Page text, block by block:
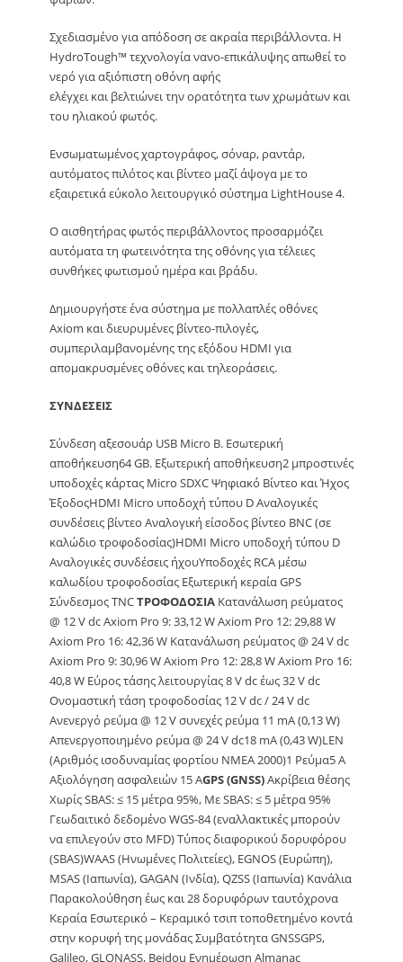
Σχεδιασμένο για απόδοση σε ακραία περιβάλλοντα. Η
HydroTough™ τεχνολογία νανο-επικάλυψης απωθεί το
νερό για αξιόπιστη οθόνη αφής
ελέγχει και βελτιώνει την ορατότητα των χρωμάτων και
του ηλιακού φωτός.
Ενσωματωμένος χαρτογράφος, σόναρ, ραντάρ,
αυτόματος πιλότος και βίντεο μαζί άψογα με το
εξαιρετικά εύκολο λειτουργικό σύστημα LightHouse 4.
Ο αισθητήρας φωτός περιβάλλοντος προσαρμόζει
αυτόματα τη φωτεινότητα της οθόνης για τέλειες
συνθήκες φωτισμού ημέρα και βράδυ.
Δημιουργήστε ένα σύστημα με πολλαπλές οθόνες
Axiom και διευρυμένες βίντεο-πιλογές,
συμπεριλαμβανομένης της εξόδου HDMI για
απομακρυσμένες οθόνες και τηλεοράσεις.
ΣΥΝΔΕΣΕΙΣ
Σύνδεση αξεσουάρ USB Micro B. Εσωτερική
αποθήκευση64 GB. Εξωτερική αποθήκευση2 μπροστινές
υποδοχές κάρτας Micro SDXC Ψηφιακό Βίντεο και Ήχος
ΈξοδοςHDMI Micro υποδοχή τύπου D Αναλογικές
συνδέσεις βίντεο Αναλογική είσοδος βίντεο BNC (σε
καλώδιο τροφοδοσίας)HDMI Micro υποδοχή τύπου D
Αναλογικές συνδέσεις ήχουΥποδοχές RCA μέσω
καλωδίου τροφοδοσίας Εξωτερική κεραία GPS
Σύνδεσμος TNCΤΡΟΦΟΔΟΣΙΑ Κατανάλωση ρεύματος
@ 12 V dc Axiom Pro 9: 33,12 W Axiom Pro 12: 29,88 W
Axiom Pro 16: 42,36 W Κατανάλωση ρεύματος @ 24 V dc
Axiom Pro 9: 30,96 W Axiom Pro 12: 28,8 W Axiom Pro 16:
40,8 W Εύρος τάσης λειτουργίας 8 V dc έως 32 V dc
Ονομαστική τάση τροφοδοσίας 12 V dc / 24 V dc
Ανενεργό ρεύμα @ 12 V συνεχές ρεύμα 11 mA (0,13 W)
Απενεργοποιημένο ρεύμα @ 24 V dc18 mA (0,43 W)LEN
(Αριθμός ισοδυναμίας φορτίου NMEA 2000)1 Ρεύμα5 Α
Αξιολόγηση ασφαλειών 15 ΑGPS (GNSS)Ακρίβεια θέσης
Χωρίς SBAS: ≤ 15 μέτρα 95%, Με SBAS: ≤ 5 μέτρα 95%
Γεωδαιτικό δεδομένο WGS-84 (εναλλακτικές μπορούν
να επιλεγούν στο MFD) Τύπος διαφορικού δορυφόρου
(SBAS)WAAS (Ηνωμένες Πολιτείες), EGNOS (Ευρώπη),
MSAS (Ιαπωνία), GAGAN (Ινδία), QZSS (Ιαπωνία) Κανάλια
Παρακολούθηση έως και 28 δορυφόρων ταυτόχρονα
Κεραία Εσωτερικό – Κεραμικό τσιπ τοποθετημένο κοντά
στην κορυφή της μονάδας Συμβατότητα GNSSGPS,
Galileo, GLONASS, Beidou Ενημέρωση Almanac